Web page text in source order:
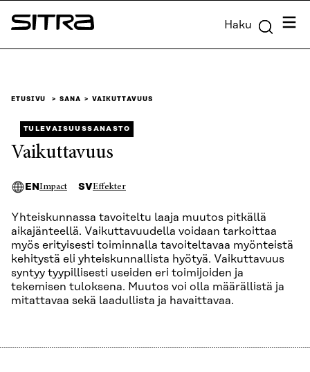
Siirry
suoraan
Sitra Haku
ETUSIVU SANA VAIKUTTAVUUS
TULEVAISUUSSANASTO
Vaikuttavuus
EN Impact SVEffekter
Yhteiskunnassa tavoiteltu laaja muutos pitkällä
aikajänteellä. Vaikuttavuudella voidaan tarkoittaa
myös erityisesti toiminnalla tavoiteltavaa myönteistä
kehitystä eli yhteiskunnallista hyötyä. Vaikuttavuus
syntyy tyypillisesti useiden eri toimijoiden ja
tekemisen tuloksena. Muutos voi olla määrällistä ja
mitattavaa sekä laadullista ja havaittavaa.